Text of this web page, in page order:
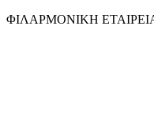
ΦΙΛΑΡΜΟΝΙΚΗ